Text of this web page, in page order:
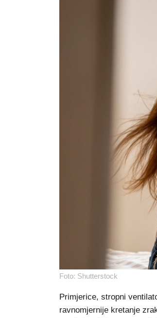
Foto: Shutterstock
Primjerice, stropni
ravnomjernije kretanje